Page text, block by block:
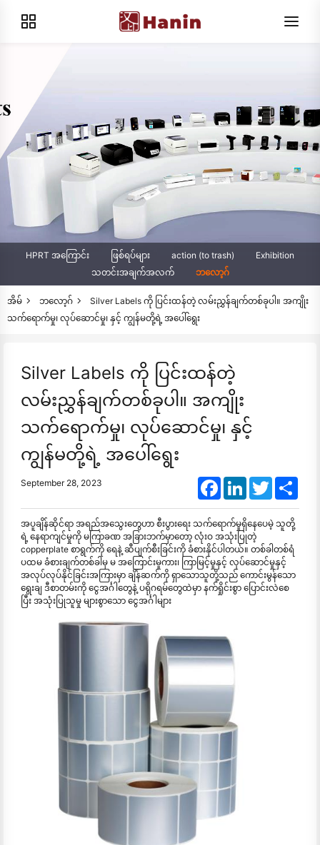
HPRT အကြောင်း ဖြစ်ရပ်များ action (to trash)
Exhibition
သတင်းအချက်အလက်
ဘလော့ဂ်
အိမ် ဘလော့ဂ်
Silver Labels ကို ပြင်းထန်တဲ့ လမ်းညွှန်ချက်တစ်ခုပါ။ အကျိုး
သက်ရောက်မှု၊ လုပ်ဆောင်မှု၊ နှင့် ကျွန်မတို့ရဲ့ အပေါ်ရွေး
Silver Labels ကို ပြင်းထန်တဲ့
လမ်းညွှန်ချက်တစ်ခုပါ။ အကျိုး
သက်ရောက်မှု၊ လုပ်ဆောင်မှု၊ နှင့်
ကျွန်မတို့ရဲ့ အပေါ်ရွေး
September 28, 2023 FacebookLinkedInTwitter
အပူချိန်ဆိုင်ရာ အရည်အသွေးတွေဟာ စီးပွားရေး သက်ရောက်မှုရှိနေပေမဲ့ သူတို့
ရဲ့ နေရာကျင်မှုကို မကြာခဏ အခြားဘက်မှာတော့ လုံးဝ အသုံးပြုတဲ့
copperplate စာရွက်ကို ရေနဲ့ ဆီပျက်စီးခြင်းကို ခံစားနိုင်ပါတယ်။ တစ်ခါတစ်ရံ
ပထမ ခံစားချက်တစ်ခါမှ မ အကြောင်းမူကား၊ ကြာမြင့်မှုနှင့် လုပ်ဆောင်မှုနှင့်
အလုပ်လုပ်နိုင်ခြင်းအကြားမှာ ချိန်ဆက်ကို ရှာသောသူတို့သည် ကောင်းမွန်သော
ရွေးချ ဒီစာတမ်းကို ငွေအင်္ဂါတွေနဲ့ ပရိုဂရမ်တွေထဲမှာ နက်ရှိုင်းစွာ ပြောင်းလဲစေ
ပြီး အသုံးပြုသူမှု များစွာသော ငွေအင်္ဂါများ